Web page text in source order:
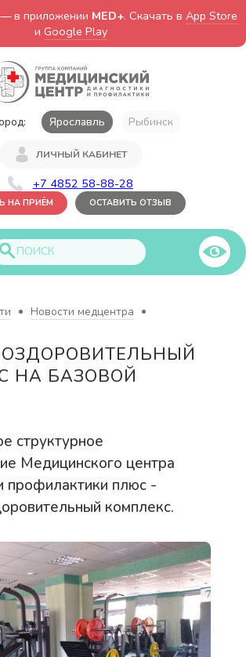
в приложении MED+. Скачать в App Store
и Google Play
Ярославль Рыбинск
ЛИЧНЫЙ КАБИНЕТ
+7 4852 58-88-28
НА ПРИЁМ ОСТАВИТЬ ОТЗЫВ
Новости медцентра
НА БАЗОВОЙ
структурное
Медицинского центра
профилактики плюс -
комплекс.